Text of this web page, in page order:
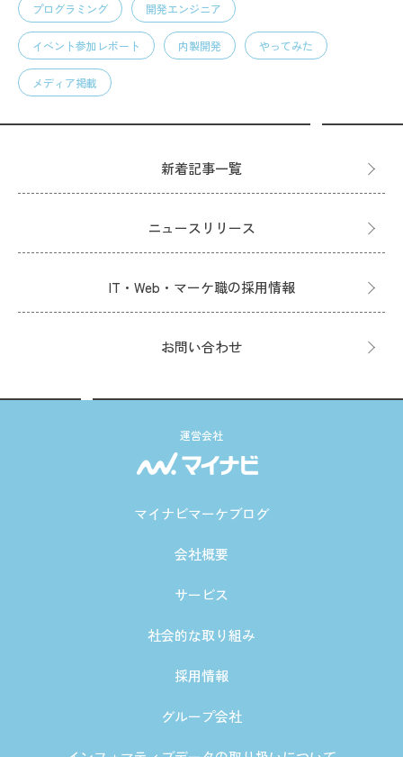
プログラミング 開発エンジニア
イベント参加レポート 内製開発 やってみた
メディア掲載
新着記事一覧
ニュースリリース
IT・Web・マーケ職の採用情報
お問い合わせ
運営会社
マイナビマーケブログ
会社概要
サービス
社会的な取り組み
採用情報
グループ会社